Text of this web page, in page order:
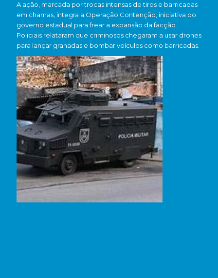
A ação, marcada por trocas intensas de tiros e barricadas
em chamas, integra a Operação Contenção, iniciativa do
governo estadual para frear a expansão da facção.
Policiais relataram que criminosos chegaram a usar drones
para lançar granadas e bombar veículos como barricadas.